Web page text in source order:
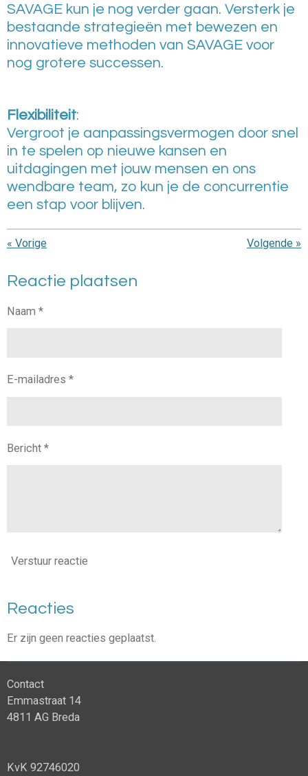
SAVAGE kun je nog verder gaan. Versterk je
bestaande strategieën met bewezen en
innovatieve methoden van SAVAGE voor
nog grotere successen.
Flexibiliteit:
Vergroot je aanpassingsvermogen door snel
in te spelen op nieuwe kansen en
uitdagingen met jouw mensen en ons
wendbare team, zo kun je de concurrentie
een stap voor blijven.
« Vorige Volgende »
Reactie plaatsen
Naam *
E-mailadres *
Bericht *
Verstuur reactie
Reacties
Er zijn geen reacties geplaatst.
Contact
Emmastraat 14
4811 AG Breda
KvK 92746020